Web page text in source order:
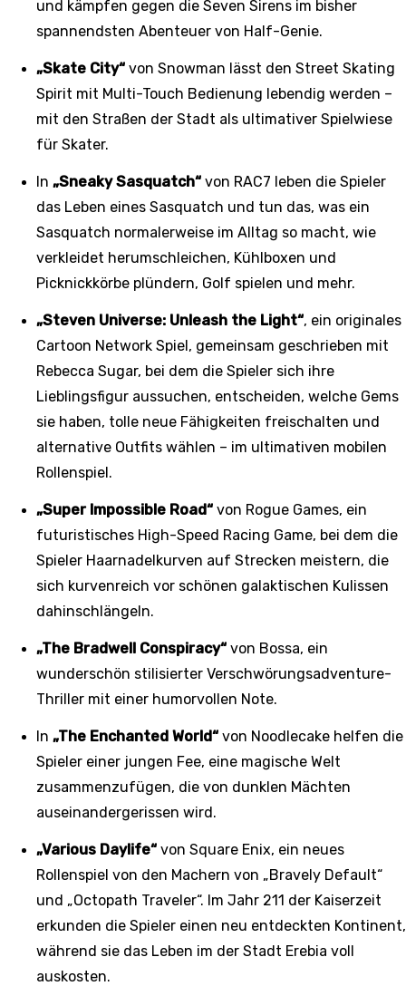
und kämpfen gegen die Seven Sirens im bisher
spannendsten Abenteuer von Half-Genie.
„Skate City“ von Snowman lässt den Street Skating
Spirit mit Multi-Touch Bedienung lebendig werden –
mit den Straßen der Stadt als ultimativer Spielwiese
für Skater.
In „Sneaky Sasquatch“ von RAC7 leben die Spieler
das Leben eines Sasquatch und tun das, was ein
Sasquatch normalerweise im Alltag so macht, wie
verkleidet herumschleichen, Kühlboxen und
Picknickkörbe plündern, Golf spielen und mehr.
„Steven Universe: Unleash the Light“, ein originales
Cartoon Network Spiel, gemeinsam geschrieben mit
Rebecca Sugar, bei dem die Spieler sich ihre
Lieblingsfigur aussuchen, entscheiden, welche Gems
sie haben, tolle neue Fähigkeiten freischalten und
alternative Outfits wählen – im ultimativen mobilen
Rollenspiel.
„Super Impossible Road“ von Rogue Games, ein
futuristisches High-Speed Racing Game, bei dem die
Spieler Haarnadelkurven auf Strecken meistern, die
sich kurvenreich vor schönen galaktischen Kulissen
dahinschlängeln.
„The Bradwell Conspiracy“ von Bossa, ein
wunderschön stilisierter Verschwörungsadventure-
Thriller mit einer humorvollen Note.
In „The Enchanted World“ von Noodlecake helfen die
Spieler einer jungen Fee, eine magische Welt
zusammenzufügen, die von dunklen Mächten
auseinandergerissen wird.
„Various Daylife“ von Square Enix, ein neues
Rollenspiel von den Machern von „Bravely Default“
und „Octopath Traveler“. Im Jahr 211 der Kaiserzeit
erkunden die Spieler einen neu entdeckten Kontinent,
während sie das Leben im der Stadt Erebia voll
auskosten.